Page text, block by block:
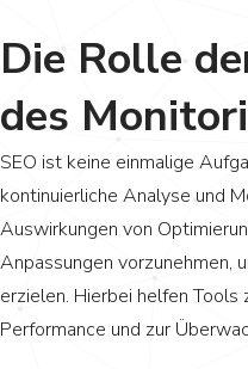
Die Rolle
des
SEO ist keine einmalige
kontinuierliche Analyse und
Auswirkungen von
Anpassungen vorzunehmen,
erzielen. Hierbei helfen
Performance und zur